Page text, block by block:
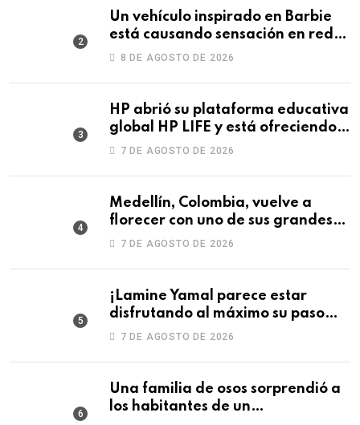
Un vehículo inspirado en Barbie
está causando sensación en redes
sociales
8 DE AGOSTO DE 2026
HP abrió su plataforma educativa
global HP LIFE y está ofreciendo
un curso gratis de Social Media
7 DE AGOSTO DE 2026
Medellín, Colombia, vuelve a
florecer con uno de sus grandes
atractivos de la Feria de las Flores
7 DE AGOSTO DE 2026
¡Lamine Yamal parece estar
disfrutando al máximo su paso
por Colombia!
7 DE AGOSTO DE 2026
Una familia de osos sorprendió a
los habitantes de un